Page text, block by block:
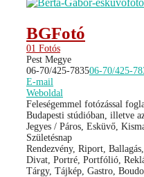
BGFotó
01 Fotós
Pest Megye
06-70/425-783506-70/425-
E-mail
Weboldal
Feleségemmel fotózással
Budapesti stúdióban, illetve
Jegyes / Páros, Esküvő,
Születésnap
Rendezvény, Riport,
Divat, Portré, Portfólió,
Tárgy, Tájkép, Gastro,